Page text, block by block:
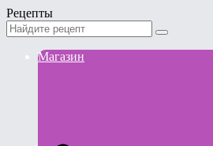
Рецепты
Магазин